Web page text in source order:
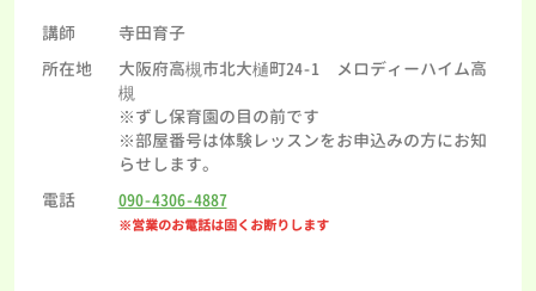
講師
寺田育子
所在地
大阪府高槻市北大樋町24-1 メロディーハイム高
槻
※ずし保育園の目の前です
※部屋番号は体験レッスンをお申込みの方にお知
らせします。
電話
090-4306-4887
※営業のお電話は固くお断りします